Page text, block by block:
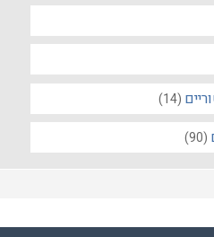
(14)
(90)